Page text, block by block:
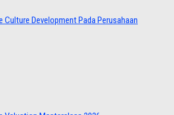
Culture Development Pada Perusahaan